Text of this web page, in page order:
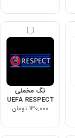
تگ مخملی
UEFA RESPECT
130,000 تومان